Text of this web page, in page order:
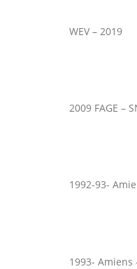
WEV – 2019
2009 FAGE –
1992-93-
1993- Amiens